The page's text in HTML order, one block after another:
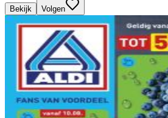
Bekijk Volgen